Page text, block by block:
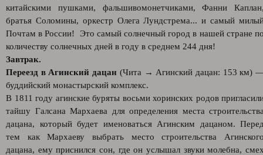
китайскими пушками, фальшивомонетчиками, Фанни
братья Соломины, оркестр Олега Лундстрема... и самый
Почтам в России! Это самый солнечный город в нашей стране
количеству солнечных дней в году в среднем 244 дня!
Завтрак.
Переезд в Агинский дацан (Чита → Агинский дацан: 153 км)
буддийский монастырский комплекс.
В 1811 году агинские буряты восьми хоринских родов
тайшу Галсана Мархаева для определения места
дацана, который будет именоваться Агинским дацаном.
тем как Мархаеву выбрать место строительства
дацана, ему приснился сон, где он услышал звуки молебна,